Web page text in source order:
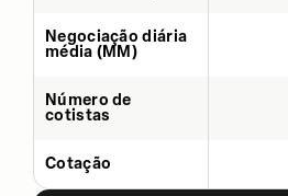
Negociação diária
média (MM)
Número de
cotistas
Cotação